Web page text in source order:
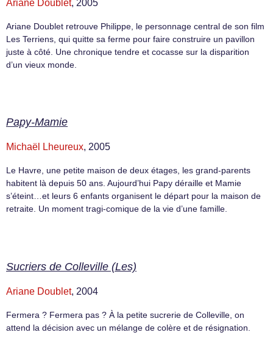
Ariane Doublet, 2005
Ariane Doublet retrouve Philippe, le personnage central de son film
Les Terriens, qui quitte sa ferme pour faire construire un pavillon
juste à côté. Une chronique tendre et cocasse sur la disparition
d’un vieux monde.
Papy-Mamie
Michaël Lheureux, 2005
Le Havre, une petite maison de deux étages, les grand-parents
habitent là depuis 50 ans. Aujourd’hui Papy déraille et Mamie
s’éteint…et leurs 6 enfants organisent le départ pour la maison de
retraite. Un moment tragi-comique de la vie d’une famille.
Sucriers de Colleville (Les)
Ariane Doublet, 2004
Fermera ? Fermera pas ? À la petite sucrerie de Colleville, on
attend la décision avec un mélange de colère et de résignation.